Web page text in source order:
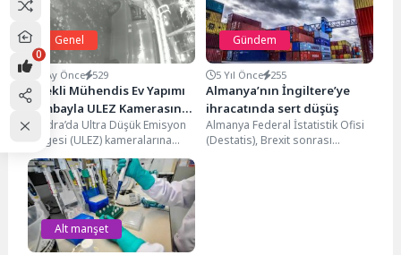
Genel
6 Ay Önce 529
Emekli Mühendis Ev Yapımı
Bombayla ULEZ Kamerasını
Havaya Uçurdu
Londra’da Ultra Düşük Emisyon
Bölgesi (ULEZ) kameralarına
yönelik saldırılarla ilgili davada
kamuoyunu yakından
ilgilendiren bir...
Gündem
5 Yıl Önce 255
Almanya’nın İngiltere’ye
ihracatında sert düşüş
Almanya Federal İstatistik Ofisi
(Destatis), Brexit sonrası
Alt manşet
0